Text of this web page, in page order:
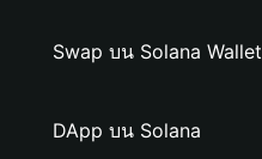
Swap บน Solana Wallet
DApp บน Solana